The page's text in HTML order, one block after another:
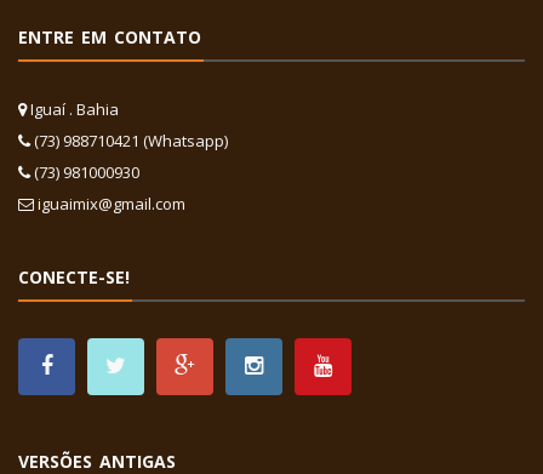
ENTRE EM CONTATO
Iguaí . Bahia
(73) 988710421 (Whatsapp)
(73) 981000930
iguaimix@gmail.com
CONECTE-SE!
VERSÕES ANTIGAS